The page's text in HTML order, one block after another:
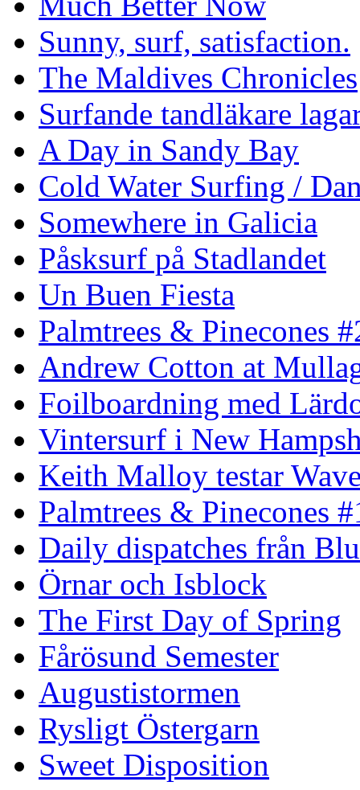
Sunny, surf, satisfaction.
The Maldives Chronicles
Surfande tandläkare
A Day in Sandy Bay
Cold Water Surfing /
Somewhere in Galicia
Påsksurf på Stadlandet
Un Buen Fiesta
Palmtrees & Pinecones
Andrew Cotton at
Foilboardning med
Vintersurf i New
Keith Malloy testar
Palmtrees & Pinecones
Daily dispatches från
Örnar och Isblock
The First Day of Spring
Fårösund Semester
Augustistormen
Rysligt Östergarn
Sweet Disposition